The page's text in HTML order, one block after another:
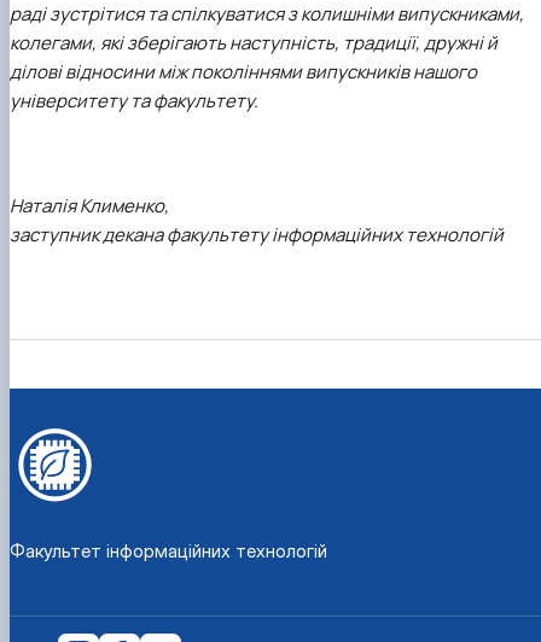
раді зустрітися та спілкуватися з колишніми випускниками,
колегами, які зберігають наступність, традиції, дружні й
ділові відносини між поколіннями випускників нашого
університету та факультету.
Наталія Клименко,
заступник декана факультету інформаційних технологій
Факультет інформаційних технологій